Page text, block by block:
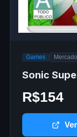
Games
Sonic
R$154